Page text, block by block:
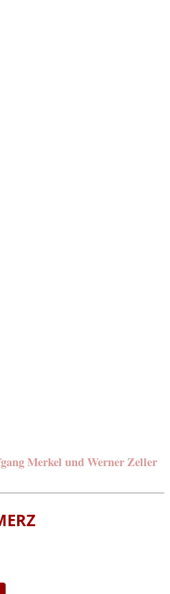
Merkel und Werner Zeller